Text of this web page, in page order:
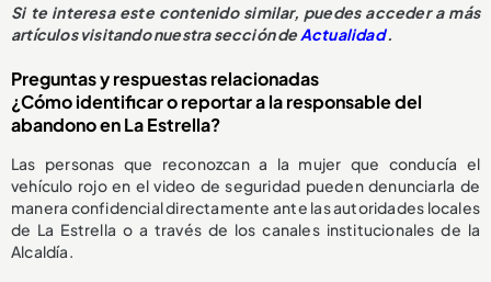
Si te interesa este contenido similar, puedes acceder a más
artículos visitando nuestra sección deActualidad.
Preguntas y respuestas relacionadas
¿Cómo identificar o reportar a la responsable del
abandono en La Estrella?
Las personas que reconozcan a la mujer que conducía el
vehículo rojo en el video de seguridad pueden denunciarla de
manera confidencial directamente ante las autoridades locales
de La Estrella o a través de los canales institucionales de la
Alcaldía.